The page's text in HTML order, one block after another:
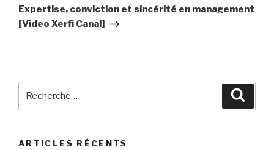
suivant
Expertise, conviction et sincérité en management
[Video Xerfi Canal]
ARTICLES RÉCENTS